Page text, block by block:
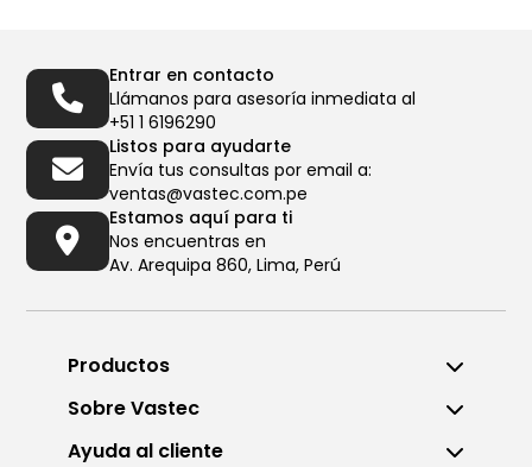
Entrar en contacto
Llámanos para asesoría inmediata al
+51 1 6196290
Listos para ayudarte
Envía tus consultas por email a:
ventas@vastec.com.pe
Estamos aquí para ti
Nos encuentras en
Av. Arequipa 860, Lima, Perú
Productos
Sobre Vastec
Ayuda al cliente